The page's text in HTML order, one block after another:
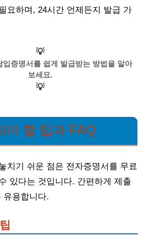
요하며, 24시간 언제든지 발급 가
💡
입증명서를 쉽게 발급받는 방법을 알아
보세요.
💡
야 할 팁과 FAQ
치기 쉬운 점은 전자증명서를 무료
있다는 것입니다. 간편하게 제출
유용합니다.